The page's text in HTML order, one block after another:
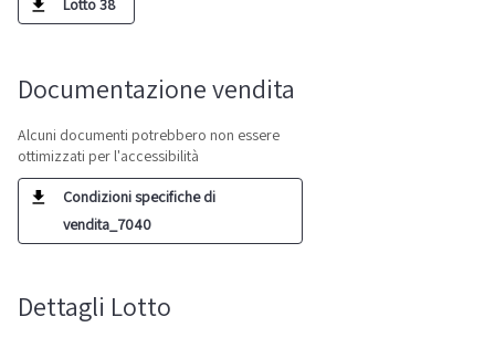
Lotto 38
Documentazione vendita
Alcuni documenti potrebbero non essere
ottimizzati per l'accessibilità
Condizioni specifiche di
vendita_7040
Dettagli Lotto